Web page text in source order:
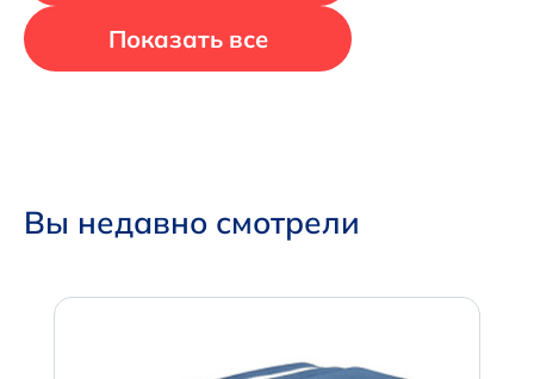
Показать все
Вы недавно смотрели